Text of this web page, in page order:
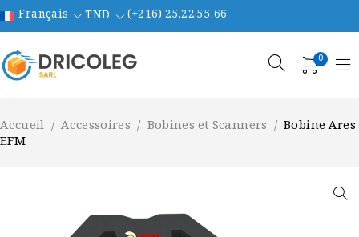
Français TND (+216) 25.22.55.66
0
Accueil / Accessoires / Bobines et Scanners / Bobine Ares
EFM